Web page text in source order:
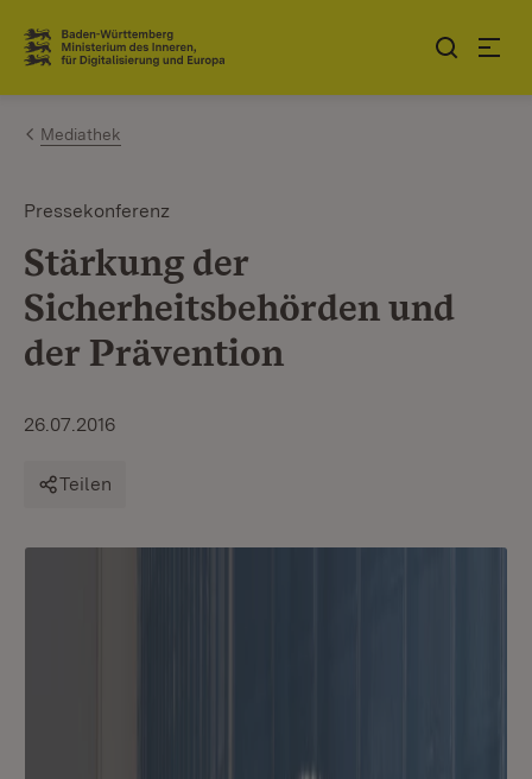
Zum Inhalt springen
Link zur Startseite
Mediathek
Pressekonferenz
Stärkung der
Sicherheitsbehörden und
der Prävention
26.07.2016
Teilen